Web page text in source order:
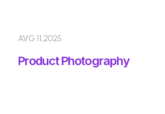
AVG 11,2025
Product Photography